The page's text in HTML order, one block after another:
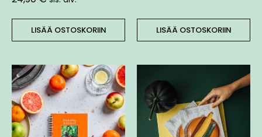
LISÄÄ OSTOSKORIIN LISÄÄ OSTOSKORIIN